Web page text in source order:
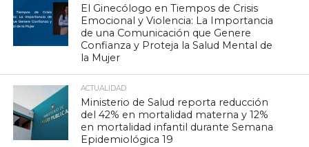
El Ginecólogo en Tiempos de Crisis
Emocional y Violencia: La Importancia
de una Comunicación que Genere
Confianza y Proteja la Salud Mental de
la Mujer
ACTUALIDAD
Ministerio de Salud reporta reducción
del 42% en mortalidad materna y 12%
en mortalidad infantil durante Semana
Epidemiológica 19